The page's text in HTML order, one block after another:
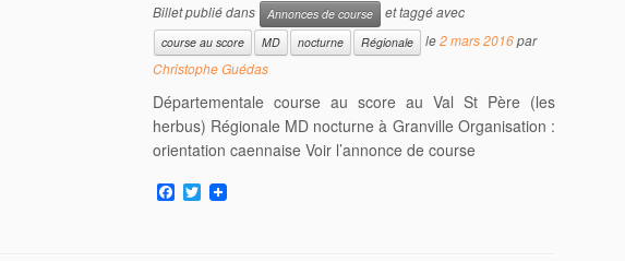
Billet publié dans Annonces de course et taggé avec
course au score MD nocturne Régionale le2 mars 2016 par
Christophe Guédas
Départementale course au score au Val St Père (les
herbus) Régionale MD nocturne à Granville Organisation :
orientation caennaise Voir l’annonce de course
F
a
T
w